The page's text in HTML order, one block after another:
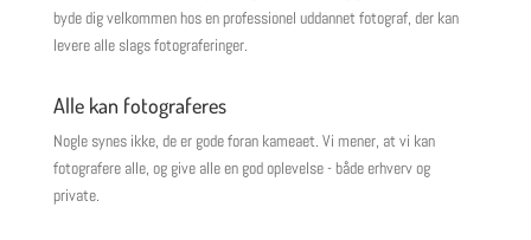
byde dig velkommen hos en professionel uddannet fotograf, der kan
levere alle slags fotograferinger.
Alle kan fotograferes
Nogle synes ikke, de er gode foran kameaet. Vi mener, at vi kan
fotografere alle, og give alle en god oplevelse - både erhverv og
private.